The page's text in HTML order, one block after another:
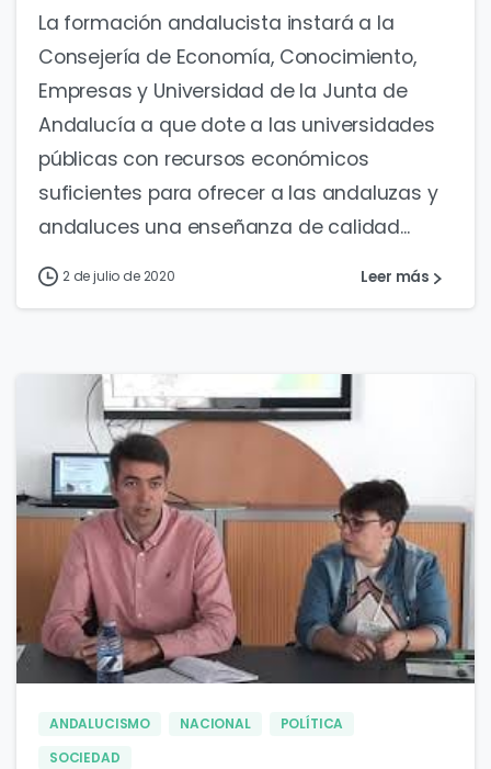
La formación andalucista instará a la
Consejería de Economía, Conocimiento,
Empresas y Universidad de la Junta de
Andalucía a que dote a las universidades
públicas con recursos económicos
suficientes para ofrecer a las andaluzas y
andaluces una enseñanza de calidad...
2 de julio de 2020 Leer más
0 0
ANDALUCISMO NACIONAL
POLÍTICA
SOCIEDAD